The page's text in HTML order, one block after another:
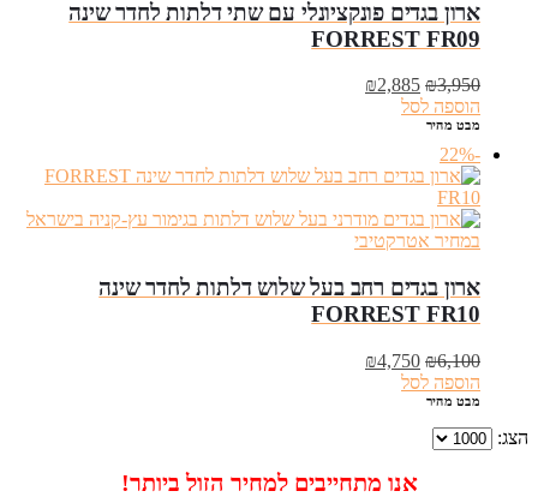
‏ארון בגדים פונקציונלי עם שתי דלתות לחדר שינה
FORREST FR09
₪3,950
המחיר
המקורי
₪2,885
הוספה לסל
מבט מהיר
-22%
ארון בגדים רחב בעל שלוש דלתות לחדר שינה
FORREST FR10
₪6,100
המחיר
המקורי
₪4,750
הוספה לסל
מבט מהיר
הצג:
אנו מתחייבים למחיר הזול ביותר!